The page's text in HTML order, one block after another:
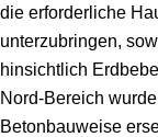
die erforderliche
unterzubringen,
hinsichtlich
Nord-Bereich
Betonbauweise